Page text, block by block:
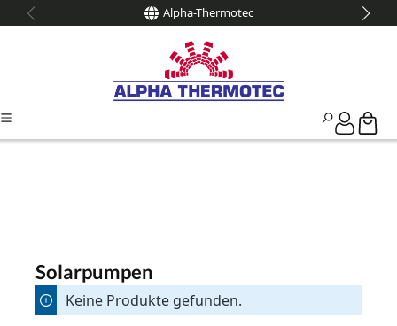
springen Alpha-Thermotec
Solarpumpen
Keine Produkte gefunden.